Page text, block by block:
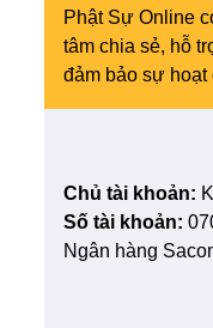
Phật Sự Online
tâm chia sẻ, hỗ
đảm bảo sự
Chủ tài khoản:
Số tài khoản:
Ngân hàng